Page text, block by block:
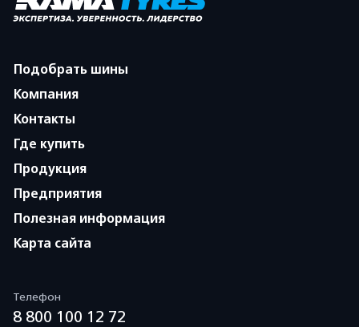
Подобрать шины
Компания
Контакты
Где купить
Продукция
Предприятия
Полезная информация
Карта сайта
Телефон
8 800 100 12 72